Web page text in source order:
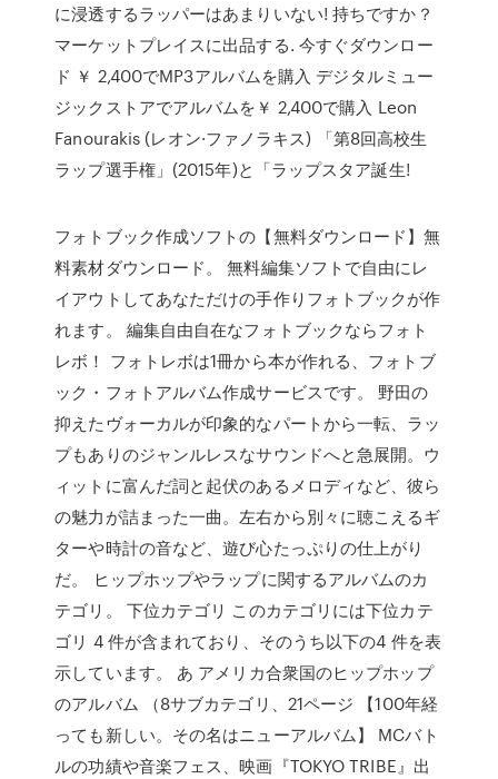
に浸透するラッパーはあまりいない! 持ちですか？
マーケットプレイスに出品する. 今すぐダウンロー
ド ￥ 2,400でMP3アルバムを購入 デジタルミュー
ジックストアでアルバムを￥ 2,400で購入 Leon
Fanourakis (レオン·ファノラキス) 「第8回高校生
ラップ選手権」(2015年)と「ラップスタア誕生!
フォトブック作成ソフトの【無料ダウンロード】無
料素材ダウンロード。 無料編集ソフトで自由にレ
イアウトしてあなただけの手作りフォトブックが作
れます。 編集自由自在なフォトブックならフォト
レボ！ フォトレボは1冊から本が作れる、フォトブ
ック・フォトアルバム作成サービスです。 野田の
抑えたヴォーカルが印象的なパートから一転、ラッ
プもありのジャンルレスなサウンドへと急展開。ウ
ィットに富んだ詞と起伏のあるメロディなど、彼ら
の魅力が詰まった一曲。左右から別々に聴こえるギ
ターや時計の音など、遊び心たっぷりの仕上がり
だ。 ヒップホップやラップに関するアルバムのカ
テゴリ。 下位カテゴリ このカテゴリには下位カテ
ゴリ 4 件が含まれており、そのうち以下の4 件を表
示しています。 あ アメリカ合衆国のヒップホップ
のアルバム （8サブカテゴリ、21ページ 【100年経
っても新しい。その名はニューアルバム】 MCバト
ルの功績や音楽フェス、映画『TOKYO TRIBE』出